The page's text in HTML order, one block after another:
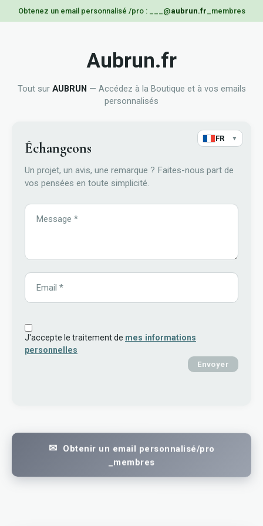
Obtenez un email personnalisé /pro : ___@aubrun.fr _membres
Aubrun.fr
Tout sur AUBRUN — Accédez à la Boutique et à vos emails
personnalisés
FR ▼
Échangeons
Un projet, un avis, une remarque ? Faites-nous part de
vos pensées en toute simplicité.
J'accepte le traitement de mes informations
personnelles
Envoyer
Obtenir un email personnalisé/pro
_membres